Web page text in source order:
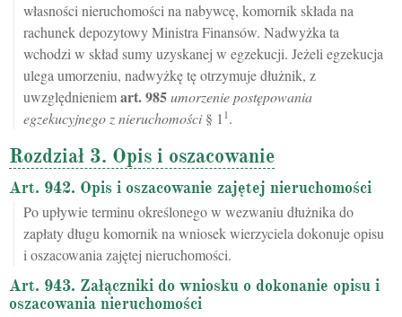
własności nieruchomości na nabywcę, komornik składa na
rachunek depozytowy Ministra Finansów. Nadwyżka ta
wchodzi w skład sumy uzyskanej w egzekucji. Jeżeli egzekucja
ulega umorzeniu, nadwyżkę tę otrzymuje dłużnik, z
uwzględnieniemart.985umorzenie postępowania
egzekucyjnego z nieruchomości§ 1 1.
Rozdział 3. Opis i oszacowanie
Art. 942. Opis i oszacowanie zajętej nieruchomości
Po upływie terminu określonego w wezwaniu dłużnika do
zapłaty długu komornik na wniosek wierzyciela dokonuje opisu
i oszacowania zajętej nieruchomości.
Art. 943. Załączniki do wniosku o dokonanie opisu i
oszacowania nieruchomości